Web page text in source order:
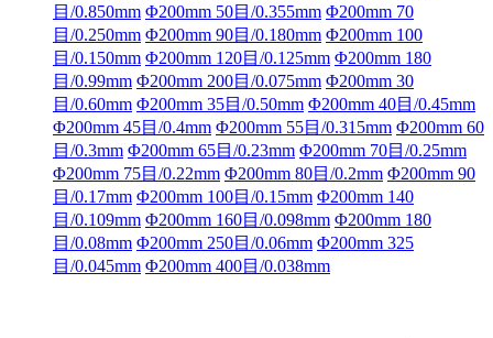
目/0.850mm Φ200mm 50目/0.355mm Φ200mm 70
目/0.250mm Φ200mm 90目/0.180mm Φ200mm 100
目/0.150mm Φ200mm 120目/0.125mm Φ200mm 180
目/0.99mm Φ200mm 200目/0.075mm Φ200mm 30
目/0.60mm Φ200mm 35目/0.50mm Φ200mm 40目/0.45mm
Φ200mm 45目/0.4mm Φ200mm 55目/0.315mm Φ200mm 60
目/0.3mm Φ200mm 65目/0.23mm Φ200mm 70目/0.25mm
Φ200mm 75目/0.22mm Φ200mm 80目/0.2mm Φ200mm 90
目/0.17mm Φ200mm 100目/0.15mm Φ200mm 140
目/0.109mm Φ200mm 160目/0.098mm Φ200mm 180
目/0.08mm Φ200mm 250目/0.06mm Φ200mm 325
目/0.045mm Φ200mm 400目/0.038mm